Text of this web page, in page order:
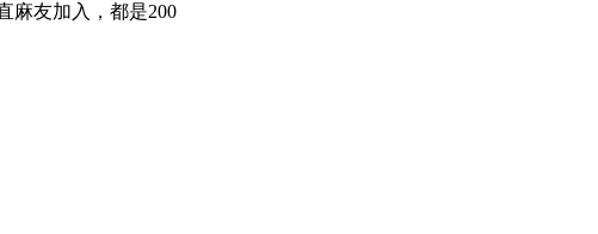
麻友加入，都是200